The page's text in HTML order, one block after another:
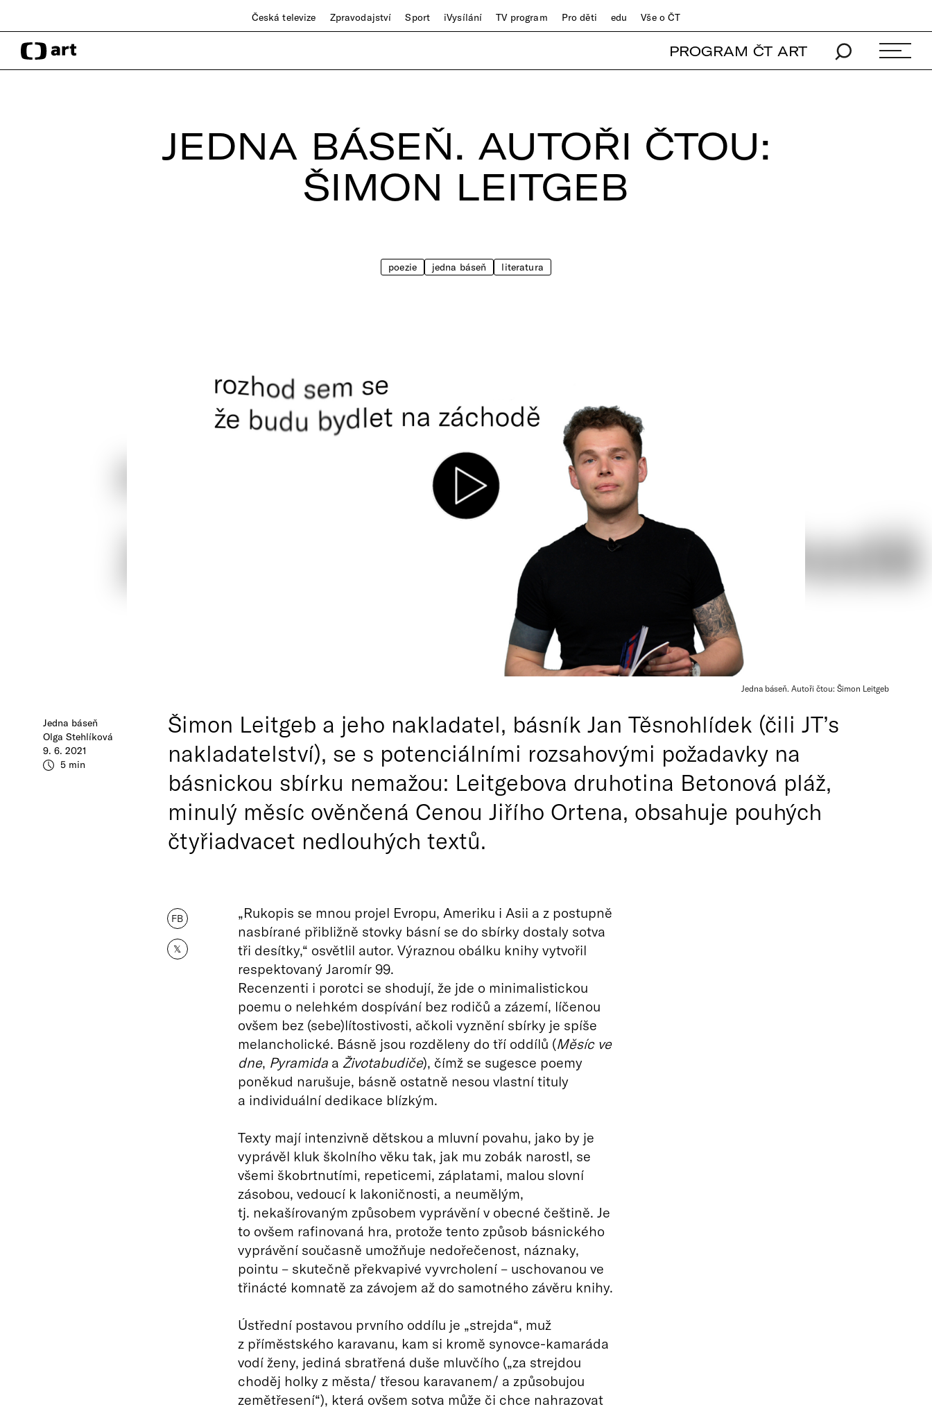
Česká televize Zpravodajství Sport iVysílání TV program Pro děti edu Vše o ČT
PROGRAM ČT ART
JEDNA BÁSEŇ. AUTOŘI ČTOU:
ŠIMON LEITGEB
poezie jedna báseň literatura
Jedna báseň. Autoři čtou: Šimon Leitgeb
Jedna báseň
Olga Stehlíková
9. 6. 2021
5 min
Šimon Leitgeb a jeho nakladatel, básník Jan Těsnohlídek (čili JT’s
nakladatelství), se s potenciálními rozsahovými požadavky na
básnickou sbírku nemažou: Leitgebova druhotina Betonová pláž,
minulý měsíc ověnčená Cenou Jiřího Ortena, obsahuje pouhých
čtyřiadvacet nedlouhých textů.
FB
𝕏
„Rukopis se mnou projel Evropu, Ameriku i Asii a z postupně
nasbírané přibližně stovky básní se do sbírky dostaly sotva
tři desítky,“ osvětlil autor. Výraznou obálku knihy vytvořil
respektovaný Jaromír 99.
Recenzenti i porotci se shodují, že jde o minimalistickou
poemu o nelehkém dospívání bez rodičů a zázemí, líčenou
ovšem bez (sebe)lítostivosti, ačkoli vyznění sbírky je spíše
melancholické. Básně jsou rozděleny do tří oddílů (Měsíc ve
dne, Pyramidaa Životabudiče), čímž se sugesce poemy
poněkud narušuje, básně ostatně nesou vlastní tituly
a individuální dedikace blízkým.
Texty mají intenzivně dětskou a mluvní povahu, jako by je
vyprávěl kluk školního věku tak, jak mu zobák narostl, se
všemi škobrtnutími, repeticemi, záplatami, malou slovní
zásobou, vedoucí k lakoničnosti, a neumělým,
tj. nekašírovaným způsobem vyprávění v obecné češtině. Je
to ovšem rafinovaná hra, protože tento způsob básnického
vyprávění současně umožňuje nedořečenost, náznaky,
pointu – skutečně překvapivé vyvrcholení – uschovanou ve
třinácté komnatě za závojem až do samotného závěru knihy.
Ústřední postavou prvního oddílu je „strejda“, muž
z příměstského karavanu, kam si kromě synovce-kamaráda
vodí ženy, jediná sbratřená duše mluvčího („za strejdou
choděj holky z města/ třesou karavanem/ a způsobujou
zemětřesení“), která ovšem sotva může či chce nahrazovat